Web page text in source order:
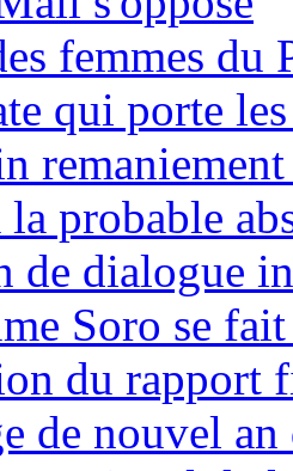
femmes du
qui porte
la probable
de dialogue
Soro se
du rapport
de nouvel